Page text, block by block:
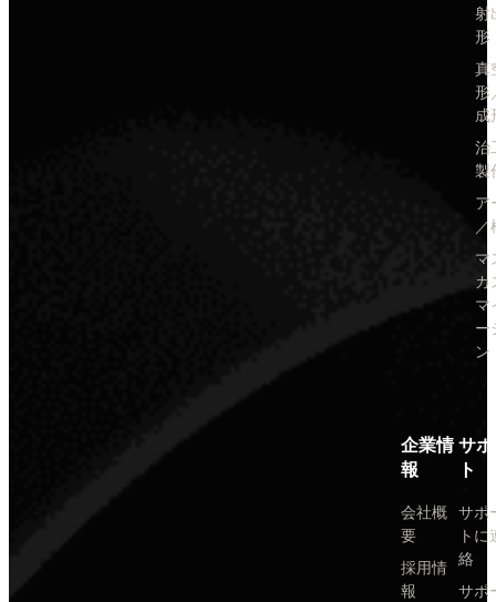
射
形
真
形
成
治
製
ア
／
マ
カ
マ
ー
ン
企業情
報
会社概
要
採用情
報
サ
ト
サポ
トに
絡
サポ